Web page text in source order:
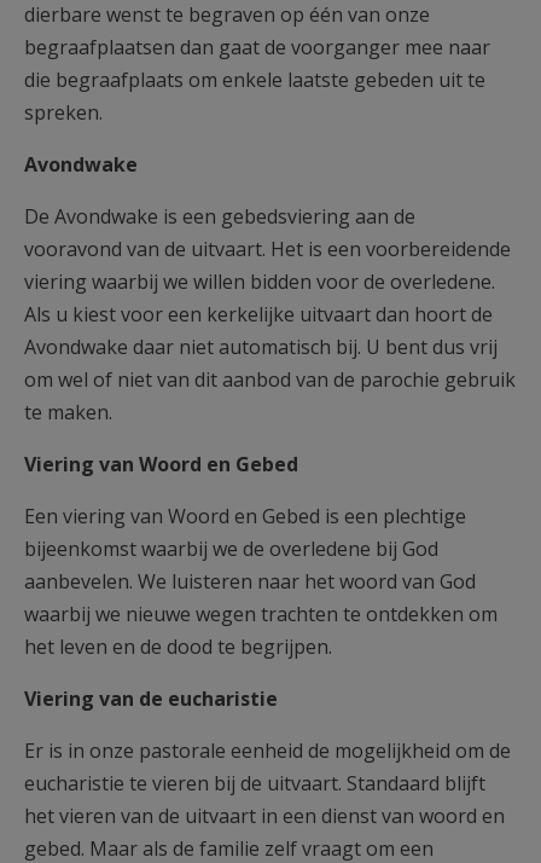
dierbare wenst te begraven op één van onze
begraafplaatsen dan gaat de voorganger mee naar
die begraafplaats om enkele laatste gebeden uit te
spreken.
Avondwake
De Avondwake is een gebedsviering aan de
vooravond van de uitvaart. Het is een voorbereidende
viering waarbij we willen bidden voor de overledene.
Als u kiest voor een kerkelijke uitvaart dan hoort de
Avondwake daar niet automatisch bij. U bent dus vrij
om wel of niet van dit aanbod van de parochie gebruik
te maken.
Viering van Woord en Gebed
Een viering van Woord en Gebed is een plechtige
bijeenkomst waarbij we de overledene bij God
aanbevelen. We luisteren naar het woord van God
waarbij we nieuwe wegen trachten te ontdekken om
het leven en de dood te begrijpen.
Viering van de eucharistie
Er is in onze pastorale eenheid de mogelijkheid om de
eucharistie te vieren bij de uitvaart. Standaard blijft
het vieren van de uitvaart in een dienst van woord en
gebed. Maar als de familie zelf vraagt om een